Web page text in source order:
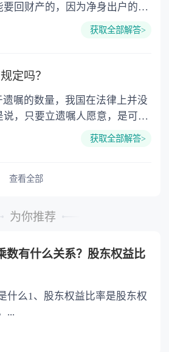
和哺乳期所在单位的裁员受保
才能体现他们的绅士风度，西方
个人在外面的消费很大，还没有
有公民卡。
回财产的，因为净身出户的一
割财产的权利，此时的财产已经
对方的欺诈或者胁迫等等，那
民法典〉婚姻家庭编的解释
时存在欺诈、胁迫等情形的，应
获取全部解答>
定吗？
说，只要立遗嘱人愿意，是可以
嘱的，只不过并不会都生效的，
。 立遗嘱后，遗嘱
后的遗嘱为准。
获取全部解答>
查看全部
为你推荐
数有什么关系？股东权益比
什么1、股东权益比率是股东权
...